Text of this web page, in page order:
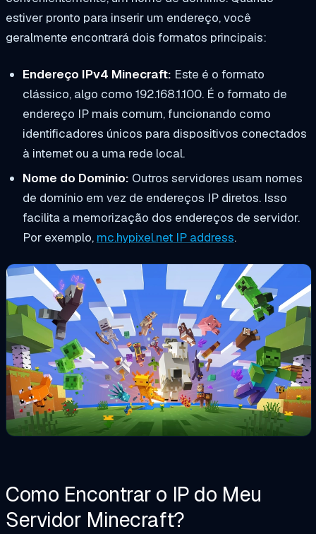
estiver pronto para inserir um endereço, você
geralmente encontrará dois formatos principais:
Endereço IPv4 Minecraft: Este é o formato
clássico, algo como 192.168.1.100. É o formato de
endereço IP mais comum, funcionando como
identificadores únicos para dispositivos conectados
à internet ou a uma rede local.
Nome do Domínio: Outros servidores usam nomes
de domínio em vez de endereços IP diretos. Isso
facilita a memorização dos endereços de servidor.
Por exemplo, mc.hypixel.net IP address.
Como Encontrar o IP do Meu
Servidor Minecraft?